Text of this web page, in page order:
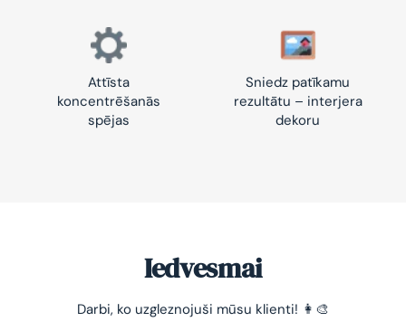
Attīsta
koncentrēšanās
spējas
Sniedz patīkamu
rezultātu – interjera
dekoru
Iedvesmai
Darbi, ko uzgleznojuši mūsu klienti! 👩‍🎨